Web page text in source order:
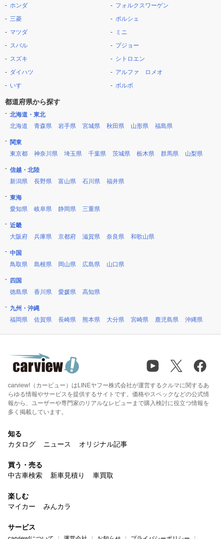
ホンダ
三菱
マツダ
スバル
スズキ
ダイハツ
いすゞ
フォルクスワーゲン
ポルシェ
ミニ
プジョー
シトロエン
アルファ ロメオ
ボルボ
都道府県から探す
北海道・東北
北海道
青森県 岩手県 宮城県 秋田県 山形県 福島県
関東
東京都
神奈川県 埼玉県 千葉県 茨城県 栃木県 群馬県 山梨県
信越・北陸
新潟県
長野県 富山県 石川県 福井県
東海
愛知県
岐阜県 静岡県 三重県
近畿
大阪府
兵庫県 京都府 滋賀県 奈良県 和歌山県
中国
鳥取県
島根県 岡山県 広島県 山口県
四国
徳島県
香川県 愛媛県 高知県
九州・沖縄
福岡県
佐賀県 長崎県 熊本県 大分県 宮崎県 鹿児島県 沖縄県
carview!（カービュー）はLINEヤフー株式会社が運営するクルマに関するあ
らゆる情報やサービスを提供するサイトです。価格やスペックなどの公式情
報から、ユーザーや専門家のリアルなレビューまで購入検討に役立つ情報を
多く掲載しています。
知る
カタログ
ニュース オリジナル記事
買う・売る
中古車検索
新車見積り 車買取
楽しむ
マイカー
みんカラ
サービス